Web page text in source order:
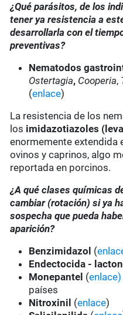
¿Qué parásitos, de los
tener ya resistencia a
desarrollarla con el
preventivas?
Nematodos
Ostertagia, Cooperia,
(enlace)
La resistencia de los
los imidazotiazoles
enormemente extendida
ovinos y caprinos, algo
reportada en porcinos.
¿A qué clases químicas
cambiar (rotación) si ya
sospecha que pueda
aparición?
Benzimidazol (
Endectocida -
Monepantel (enlace)
países
Nitroxinil (enlace)